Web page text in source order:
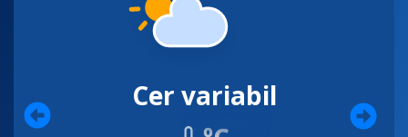
Cer variabil